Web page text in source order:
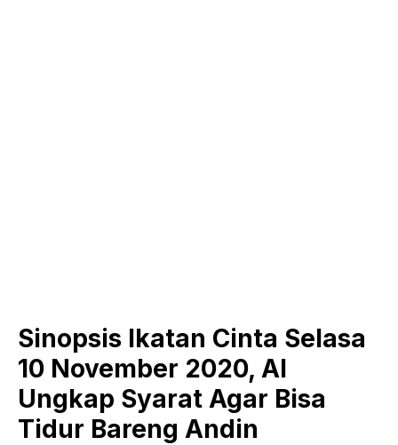
Sinopsis Ikatan Cinta Selasa
10 November 2020, Al
Ungkap Syarat Agar Bisa
Tidur Bareng Andin